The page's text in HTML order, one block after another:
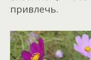
привлечь.